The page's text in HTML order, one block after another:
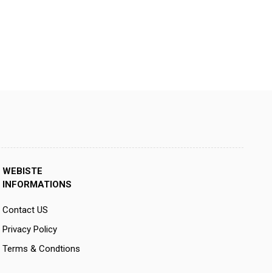
WEBISTE
INFORMATIONS
Contact US
Privacy Policy
Terms & Condtions